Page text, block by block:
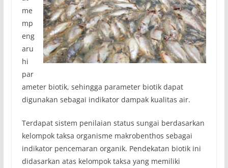
me
mp
eng
aru
hi
par
ameter biotik, sehingga parameter biotik dapat
digunakan sebagai indikator dampak kualitas air.
Terdapat sistem penilaian status sungai berdasarkan
kelompok taksa organisme makrobenthos sebagai
indikator pencemaran organik. Pendekatan biotik ini
didasarkan atas kelompok taksa yang memiliki